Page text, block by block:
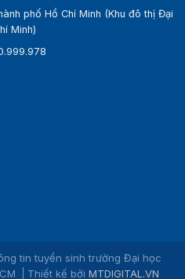
phố Hồ Chí Minh (Khu đô thị Đại
Minh)
tin tuyển sinh trường Đại học
Thiết kế bởi MTDIGITAL.VN